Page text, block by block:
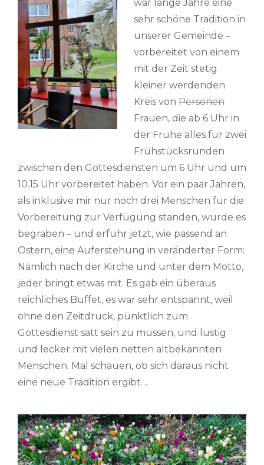
war lange Jahre eine
sehr schöne Tradition in
unserer Gemeinde –
vorbereitet von einem
mit der Zeit stetig
kleiner werdenden
Kreis von Personen
Frauen, die ab 6 Uhr in
der Frühe alles für zwei
Frühstücksrunden
zwischen den Gottesdiensten um 6 Uhr und um
10.15 Uhr vorbereitet haben. Vor ein paar Jahren,
als inklusive mir nur noch drei Menschen für die
Vorbereitung zur Verfügung standen, wurde es
begraben – und erfuhr jetzt, wie passend an
Ostern, eine Auferstehung in veränderter Form:
Nämlich nach der Kirche und unter dem Motto,
jeder bringt etwas mit. Es gab ein überaus
reichliches Buffet, es war sehr entspannt, weil
ohne den Zeitdruck, pünktlich zum
Gottesdienst satt sein zu müssen, und lustig
und lecker mit vielen netten altbekannten
Menschen. Mal schauen, ob sich daraus nicht
eine neue Tradition ergibt…